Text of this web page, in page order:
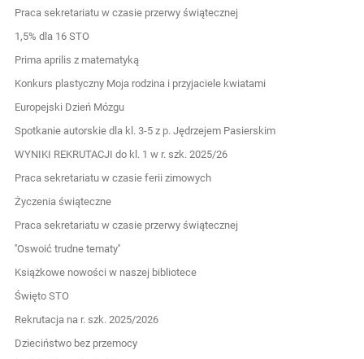
Praca sekretariatu w czasie przerwy świątecznej
1,5% dla 16 STO
Prima aprilis z matematyką
Konkurs plastyczny Moja rodzina i przyjaciele kwiatami
Europejski Dzień Mózgu
Spotkanie autorskie dla kl. 3-5 z p. Jędrzejem Pasierskim
WYNIKI REKRUTACJI do kl. 1 w r. szk. 2025/26
Praca sekretariatu w czasie ferii zimowych
Życzenia świąteczne
Praca sekretariatu w czasie przerwy świątecznej
''Oswoić trudne tematy''
Książkowe nowości w naszej bibliotece
Święto STO
Rekrutacja na r. szk. 2025/2026
Dzieciństwo bez przemocy